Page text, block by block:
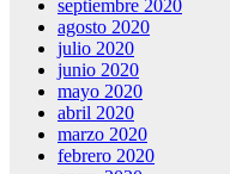
septiembre 2020
agosto 2020
julio 2020
junio 2020
mayo 2020
abril 2020
marzo 2020
febrero 2020